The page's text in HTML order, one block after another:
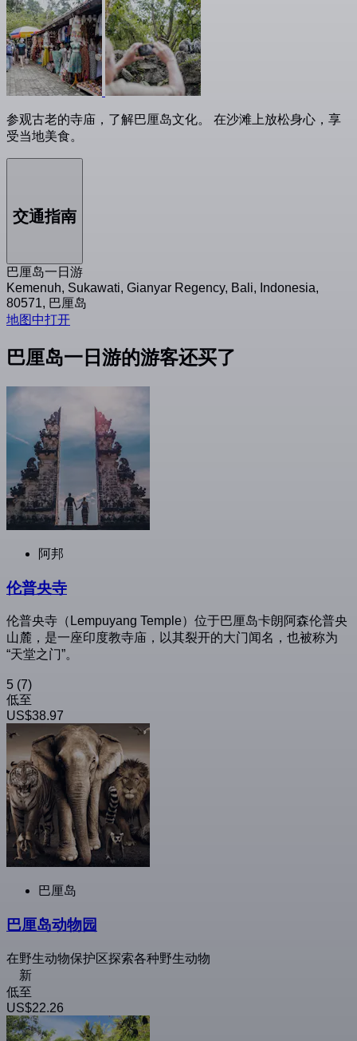
参观古老的寺庙，了解巴厘岛文化。 在沙滩上放松身心，享
受当地美食。
交通指南
巴厘岛一日游
Kemenuh, Sukawati, Gianyar Regency, Bali, Indonesia,
80571, 巴厘岛
地图中打开
巴厘岛一日游的游客还买了
阿邦
伦普央寺
伦普央寺（Lempuyang Temple）位于巴厘岛卡朗阿森伦普央
山麓，是一座印度教寺庙，以其裂开的大门闻名，也被称为
“天堂之门”。
5 (7)
低至
US$38.97
巴厘岛
巴厘岛动物园
在野生动物保护区探索各种野生动物
新
低至
US$22.26